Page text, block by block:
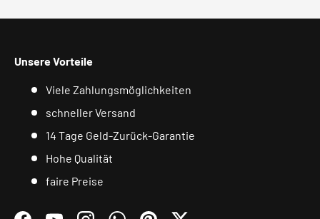
Unsere Vorteile
Viele Zahlungsmöglichkeiten
schneller Versand
14 Tage Geld-Zurück-Garantie
Hohe Qualität
faire Preise